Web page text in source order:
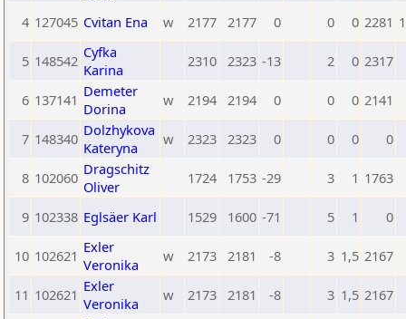
4 127045 Cvitan Ena w 2177 2177 0 0 0 2281
5 148542 Cyfka
Karina
2310 2323 -13 2 0 2317
6 137141 Demeter
Dorina
w 2194 2194 0 0 0 2141
7 148340 Dolzhykova
Kateryna
w 2323 2323 0 0 0 0
8 102060 Dragschitz
Oliver
1724 1753 -29 3 1 1763
9 102338 Eglsäer Karl 1529 1600 -71 5 1 0
10 102621 Exler
Veronika
w 2173 2181 -8 3 1,5 2167
11 102621 Exler
Veronika
w 2173 2181 -8 3 1,5 2167